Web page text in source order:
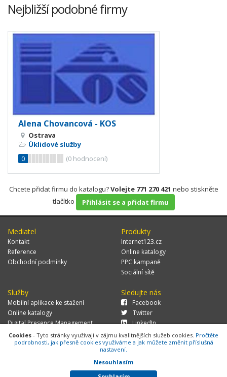
Nejbližší podobné firmy
Alena Chovancová - KOS
Ostrava
Úklidové služby
0
(0 hodnocení)
Chcete přidat firmu do katalogu?Volejte 771 270 421 nebo stiskněte
tlačítko
Přihlásit se a přidat firmu
Mediatel
Kontakt
Reference
Obchodní podmínky
Produkty
Internet123.cz
Online katalogy
PPC kampaně
Sociální sítě
Služby
Mobilní aplikace ke stažení
Online katalogy
Digital Presence Management
Více zákazníků
Sledujte nás
Facebook
Twitter
LinkedIn
© 2026 MEDIATEL CZ, s.r.o.,Za Potokem 46/4, 106 00 Praha 10, tel.:
+420 771 270 421, verze 1.29.0.143,
Cookies
Cookies - Tyto stránky využívají v zájmu kvalitnějších služeb cookies. Pročtěte
podrobnosti, jak přesně cookies využíváme a jak můžete změnit příslušná
nastavení.
Nesouhlasím